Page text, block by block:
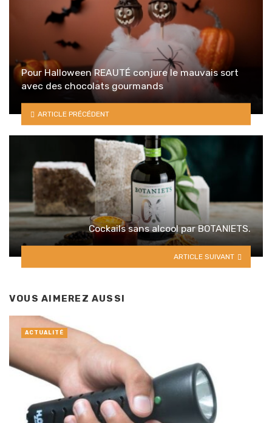
Pour Halloween REAUTÉ conjure le mauvais sort
avec des chocolats gourmands
ARTICLE PRÉCÉDENT
Cockails sans alcool par BOTANIETS.
ARTICLE SUIVANT
VOUS AIMEREZ AUSSI
ACTUALITÉ